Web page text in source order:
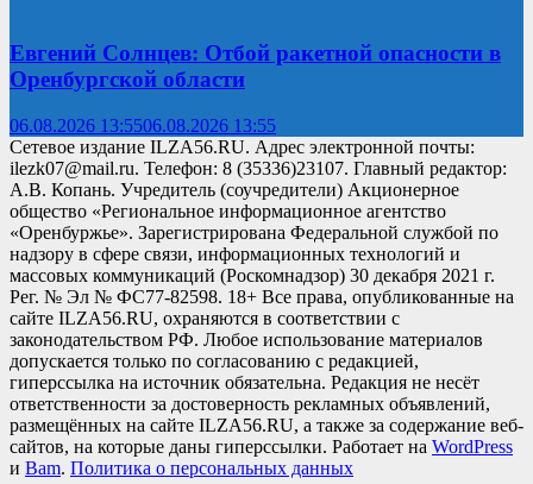
Евгений Солнцев: Отбой ракетной опасности в
Оренбургской области
06.08.2026 13:5506.08.2026 13:55
Сетевое издание ILZA56.RU. Адрес электронной почты:
ilezk07@mail.ru. Телефон: 8 (35336)23107. Главный редактор:
А.В. Копань. Учредитель (соучредители) Акционерное
общество «Региональное информационное агентство
«Оренбуржье». Зарегистрирована Федеральной службой по
надзору в сфере связи, информационных технологий и
массовых коммуникаций (Роскомнадзор) 30 декабря 2021 г.
Рег. № Эл № ФС77-82598. 18+ Все права, опубликованные на
сайте ILZA56.RU, охраняются в соответствии с
законодательством РФ. Любое использование материалов
допускается только по согласованию с редакцией,
гиперссылка на источник обязательна. Редакция не несёт
ответственности за достоверность рекламных объявлений,
размещённых на сайте ILZA56.RU, а также за содержание веб-
сайтов, на которые даны гиперссылки. Работает на WordPress
и Bam. Политика о персональных данных